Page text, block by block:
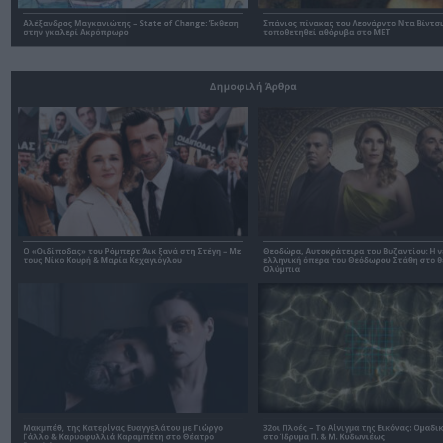
Αλέξανδρος Μαγκανιώτης – State of Change: Έκθεση
στην γκαλερί Ακρόπρωρο
Σπάνιος πίνακας του Λεονάρντο Ντα
τοποθετηθεί αθόρυβα στο MET
Δημοφιλή Άρθρα
O «Οιδίποδας» του Ρόμπερτ Άικ ξανά στη Στέγη – Με
τους Νίκο Κουρή & Μαρία Κεχαγιόγλου
Θεοδώρα, Αυτοκράτειρα του Βυζαντίου: Η
ελληνική όπερα του Θεόδωρου Στάθη στο
Ολύμπια
Μακμπέθ, της Κατερίνας Ευαγγελάτου με Γιώργο
Γάλλο & Καρυοφυλλιά Καραμπέτη στο Θέατρο
32οι Πλοές – Το Αίνιγμα της Εικόνας:
στο Ίδρυμα Π. & Μ. Κυδωνιέως